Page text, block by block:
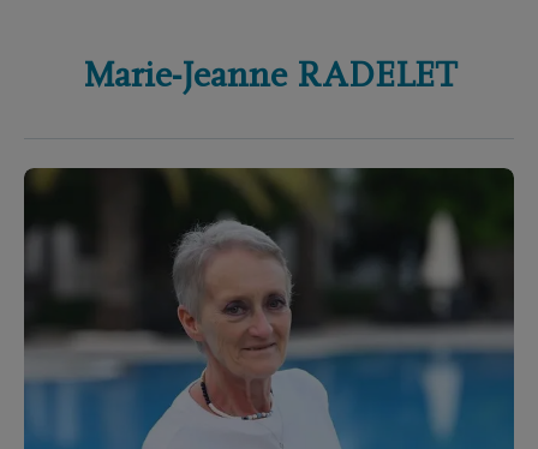
Marie-Jeanne RADELET